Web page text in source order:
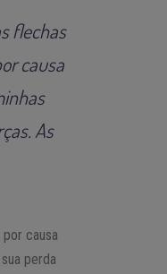
flechas
causa
As
causa
perda